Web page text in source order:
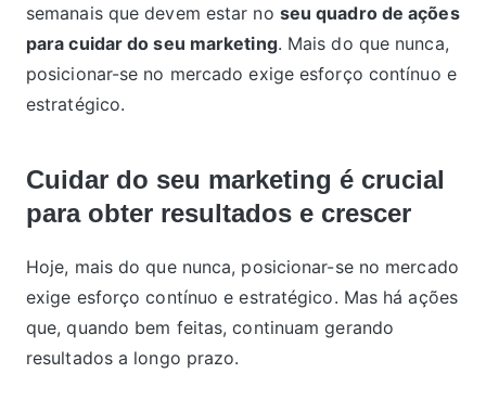
semanais que devem estar no seu quadro de ações
para cuidar do seu marketing. Mais do que nunca,
posicionar-se no mercado exige esforço contínuo e
estratégico.
Cuidar do seu marketing é crucial
para obter resultados e crescer
Hoje, mais do que nunca, posicionar-se no mercado
exige esforço contínuo e estratégico. Mas há ações
que, quando bem feitas, continuam gerando
resultados a longo prazo.